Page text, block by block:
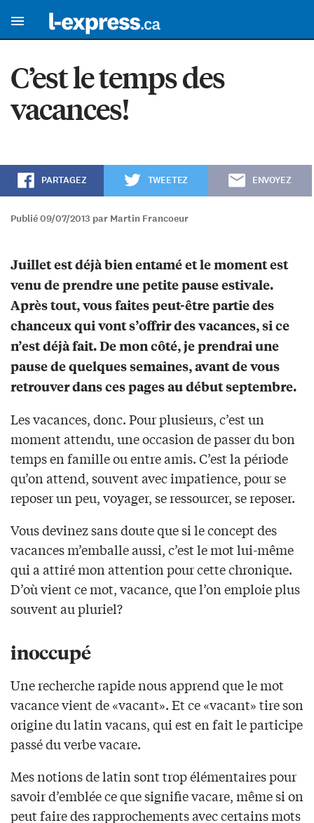
C’est le temps des
vacances!
PARTAGEZ TWEETEZ ENVOYEZ
Publié 09/07/2013 par Martin Francoeur
Juillet est déjà bien entamé et le moment est
venu de prendre une petite pause estivale.
Après tout, vous faites peut-être partie des
chanceux qui vont s’offrir des vacances, si ce
n’est déjà fait. De mon côté, je prendrai une
pause de quelques semaines, avant de vous
retrouver dans ces pages au début septembre.
Les vacances, donc. Pour plusieurs, c’est un
moment attendu, une occasion de passer du bon
temps en famille ou entre amis. C’est la période
qu’on attend, souvent avec impatience, pour se
reposer un peu, voyager, se ressourcer, se reposer.
Vous devinez sans doute que si le concept des
vacances m’emballe aussi, c’est le mot lui-même
qui a attiré mon attention pour cette chronique.
D’où vient ce mot, vacance, que l’on emploie plus
souvent au pluriel?
inoccupé
Une recherche rapide nous apprend que le mot
vacance vient de «vacant». Et ce «vacant» tire son
origine du latin vacans, qui est en fait le participe
passé du verbe vacare.
Mes notions de latin sont trop élémentaires pour
savoir d’emblée ce que signifie vacare, même si on
peut faire des rapprochements avec certains mots